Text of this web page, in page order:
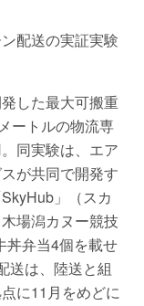
配送の実証実験
した最大可搬重
ートルの物流専
同実験は、エア
が共同で開発す
」（スカ
場潟カヌー競技
丼弁当4個を載せ
送は、陸送と組
に11月をめどに